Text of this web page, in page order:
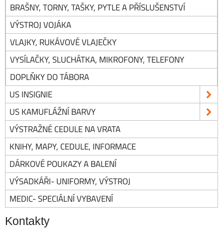
BRAŠNY, TORNY, TAŠKY, PYTLE A PŘÍSLUŠENSTVÍ
VÝSTROJ VOJÁKA
VLAJKY, RUKÁVOVÉ VLAJEČKY
VYSÍLAČKY, SLUCHÁTKA, MIKROFONY, TELEFONY
DOPLŇKY DO TÁBORA
US INSIGNIE
US KAMUFLÁŽNÍ BARVY
VÝSTRAŽNÉ CEDULE NA VRATA
KNIHY, MAPY, CEDULE, INFORMACE
DÁRKOVÉ POUKAZY A BALENÍ
VÝSADKÁŘI- UNIFORMY, VÝSTROJ
MEDIC- SPECIÁLNÍ VYBAVENÍ
Kontakty